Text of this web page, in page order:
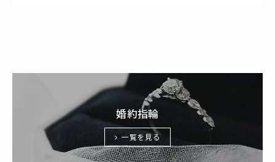
婚約指輪
一覧を見る